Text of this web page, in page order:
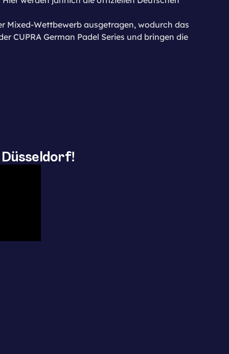
Mixed-Wettbewerb ausgetragen, wodurch das
CUPRA German Padel Series und bringen die